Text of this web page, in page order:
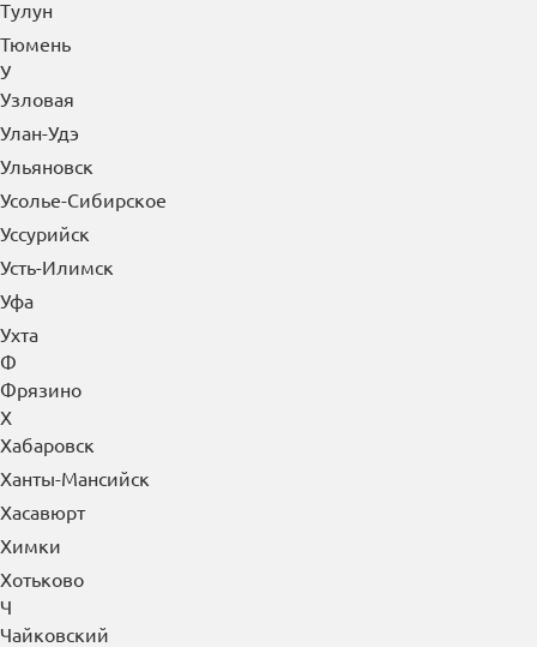
Тулун
Тюмень
У
Узловая
Улан-Удэ
Ульяновск
Усолье-Сибирское
Уссурийск
Усть-Илимск
Уфа
Ухта
Ф
Фрязино
Х
Хабаровск
Ханты-Мансийск
Хасавюрт
Химки
Хотьково
Ч
Чайковский